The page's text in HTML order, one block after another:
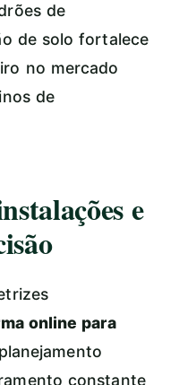
de
de solo fortalece
no mercado
de
e
online para
constante